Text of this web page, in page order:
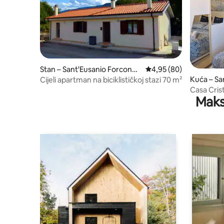
Stan – Sant'Eusanio Forcones
e
Prosječna ocjena:
4,95 (80)
Cijeli apartman na biciklističkoj stazi 70 m²
Kuća –
e
Casa